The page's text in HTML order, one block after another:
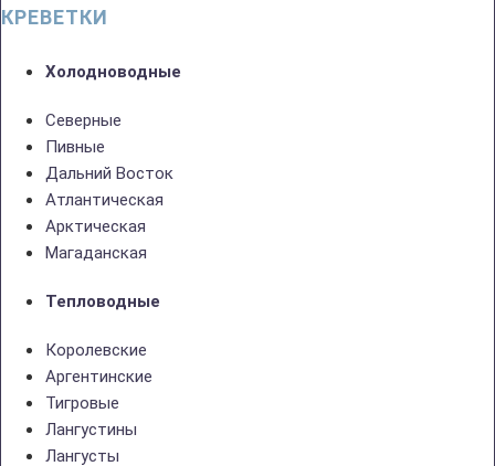
КРЕВЕТКИ
Холодноводные
Северные
Пивные
Дальний Восток
Атлантическая
Арктическая
Магаданская
Тепловодные
Королевские
Аргентинские
Тигровые
Лангустины
Лангусты